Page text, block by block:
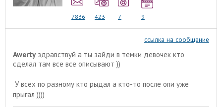
7836 423 7 9
ссылка на сообщение
Awerty здравствуй а ты зайди в темки девочек кто
сделал там все все описывают ))
У всех по разному кто рыдал а кто-то после опи уже
прыгал ))))